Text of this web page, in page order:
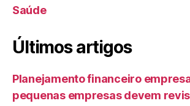
Saúde
Últimos artigos
Planejamento financeiro
pequenas empresas devem